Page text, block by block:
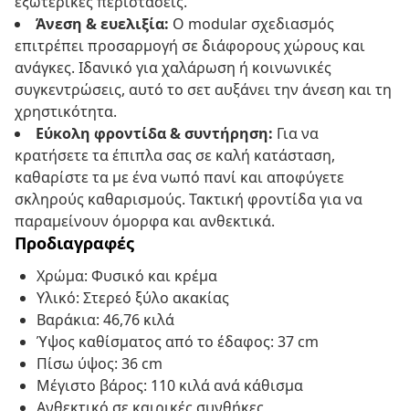
Άνεση & ευελιξία: Ο modular σχεδιασμός
επιτρέπει προσαρμογή σε διάφορους χώρους και
ανάγκες. Ιδανικό για χαλάρωση ή κοινωνικές
συγκεντρώσεις, αυτό το σετ αυξάνει την άνεση και τη
χρηστικότητα.
Εύκολη φροντίδα & συντήρηση: Για να
κρατήσετε τα έπιπλα σας σε καλή κατάσταση,
καθαρίστε τα με ένα νωπό πανί και αποφύγετε
σκληρούς καθαρισμούς. Τακτική φροντίδα για να
παραμείνουν όμορφα και ανθεκτικά.
Προδιαγραφές
Χρώμα: Φυσικό και κρέμα
Υλικό: Στερεό ξύλο ακακίας
Βαράκια: 46,76 κιλά
Ύψος καθίσματος από το έδαφος: 37 cm
Πίσω ύψος: 36 cm
Μέγιστο βάρος: 110 κιλά ανά κάθισμα